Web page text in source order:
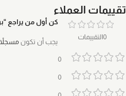
تقييمات العملاء
0التقييمات
0
0
كن أول من يراجع
يجب أن تكون